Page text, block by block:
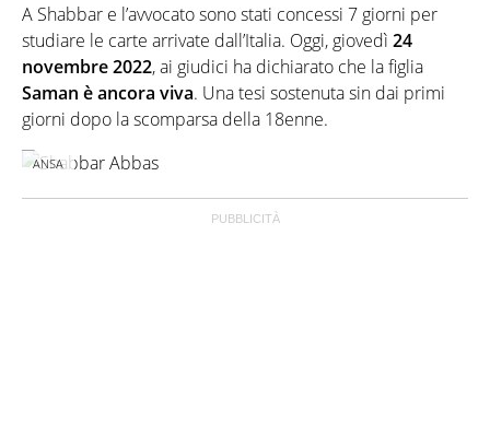
A Shabbar e l’avvocato sono stati concessi 7 giorni per
studiare le carte arrivate dall’Italia. Oggi, giovedì 24
novembre 2022, ai giudici ha dichiarato che la figlia
Saman è ancora viva. Una tesi sostenuta sin dai primi
giorni dopo la scomparsa della 18enne.
ANSA